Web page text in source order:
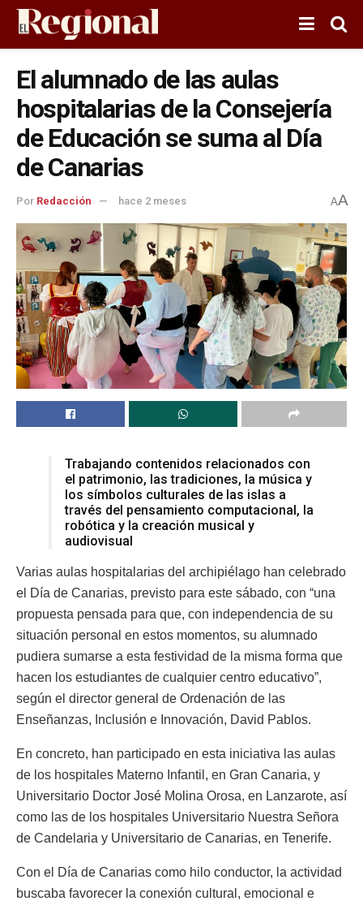
El alumnado de las aulas
hospitalarias de la Consejería
de Educación se suma al Día
de Canarias
Por Redacción hace 2 meses AA
Trabajando contenidos relacionados con
el patrimonio, las tradiciones, la música y
los símbolos culturales de las islas a
través del pensamiento computacional, la
robótica y la creación musical y
audiovisual
Varias aulas hospitalarias del archipiélago han celebrado
el Día de Canarias, previsto para este sábado, con “una
propuesta pensada para que, con independencia de su
situación personal en estos momentos, su alumnado
pudiera sumarse a esta festividad de la misma forma que
hacen los estudiantes de cualquier centro educativo”,
según el director general de Ordenación de las
Enseñanzas, Inclusión e Innovación, David Pablos.
En concreto, han participado en esta iniciativa las aulas
de los hospitales Materno Infantil, en Gran Canaria, y
Universitario Doctor José Molina Orosa, en Lanzarote, así
como las de los hospitales Universitario Nuestra Señora
de Candelaria y Universitario de Canarias, en Tenerife.
Con el Día de Canarias como hilo conductor, la actividad
buscaba favorecer la conexión cultural, emocional e